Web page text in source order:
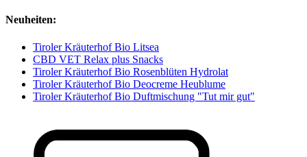
Neuheiten:
Tiroler Kräuterhof Bio Litsea
CBD VET Relax plus Snacks
Tiroler Kräuterhof Bio Rosenblüten Hydrolat
Tiroler Kräuterhof Bio Deocreme Heublume
Tiroler Kräuterhof Bio Duftmischung "Tut mir gut"